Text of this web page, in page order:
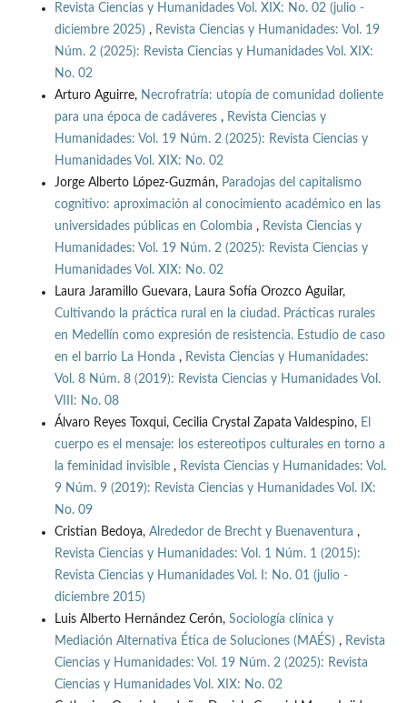
Revista Ciencias y Humanidades Vol. XIX: No. 02 (julio -
diciembre 2025) , Revista Ciencias y Humanidades: Vol. 19
Núm. 2 (2025): Revista Ciencias y Humanidades Vol. XIX:
No. 02
Arturo Aguirre, Necrofratría: utopía de comunidad doliente
para una época de cadáveres , Revista Ciencias y
Humanidades: Vol. 19 Núm. 2 (2025): Revista Ciencias y
Humanidades Vol. XIX: No. 02
Jorge Alberto López-Guzmán, Paradojas del capitalismo
cognitivo: aproximación al conocimiento académico en las
universidades públicas en Colombia , Revista Ciencias y
Humanidades: Vol. 19 Núm. 2 (2025): Revista Ciencias y
Humanidades Vol. XIX: No. 02
Laura Jaramillo Guevara, Laura Sofía Orozco Aguilar,
Cultivando la práctica rural en la ciudad. Prácticas rurales
en Medellín como expresión de resistencia. Estudio de caso
en el barrio La Honda , Revista Ciencias y Humanidades:
Vol. 8 Núm. 8 (2019): Revista Ciencias y Humanidades Vol.
VIII: No. 08
Álvaro Reyes Toxqui, Cecilia Crystal Zapata Valdespino, El
cuerpo es el mensaje: los estereotipos culturales en torno a
la feminidad invisible , Revista Ciencias y Humanidades: Vol.
9 Núm. 9 (2019): Revista Ciencias y Humanidades Vol. IX:
No. 09
Cristian Bedoya, Alrededor de Brecht y Buenaventura ,
Revista Ciencias y Humanidades: Vol. 1 Núm. 1 (2015):
Revista Ciencias y Humanidades Vol. I: No. 01 (julio -
diciembre 2015)
Luis Alberto Hernández Cerón, Sociología clínica y
Mediación Alternativa Ética de Soluciones (MAÉS) , Revista
Ciencias y Humanidades: Vol. 19 Núm. 2 (2025): Revista
Ciencias y Humanidades Vol. XIX: No. 02